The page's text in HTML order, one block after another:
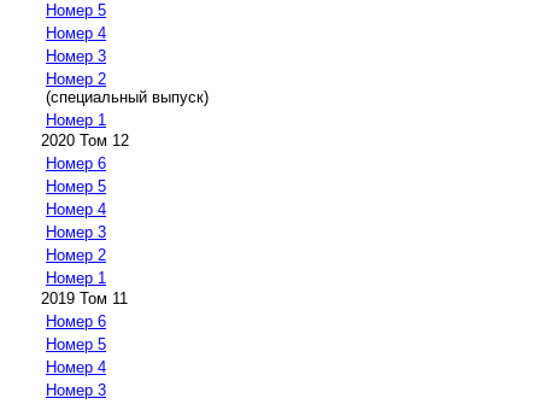
Номер 5
Номер 4
Номер 3
Номер 2
(специальный выпуск)
Номер 1
2020 Том 12
Номер 6
Номер 5
Номер 4
Номер 3
Номер 2
Номер 1
2019 Том 11
Номер 6
Номер 5
Номер 4
Номер 3